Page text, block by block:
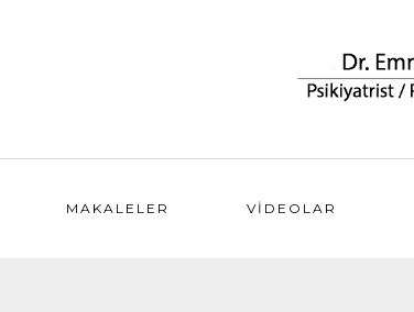
MAKALELER VIDEOLAR